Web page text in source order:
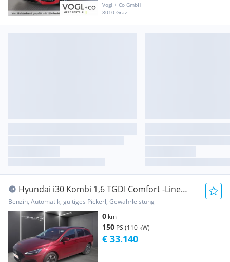
Vogl + Co GmbH
8010 Graz
Hyundai i30 Kombi 1,6 TGDI Comfort -Line
DCT
Benzin, Automatik, gültiges Pickerl, Gewährleistung
0 km
150 PS (110 kW)
€ 33.140